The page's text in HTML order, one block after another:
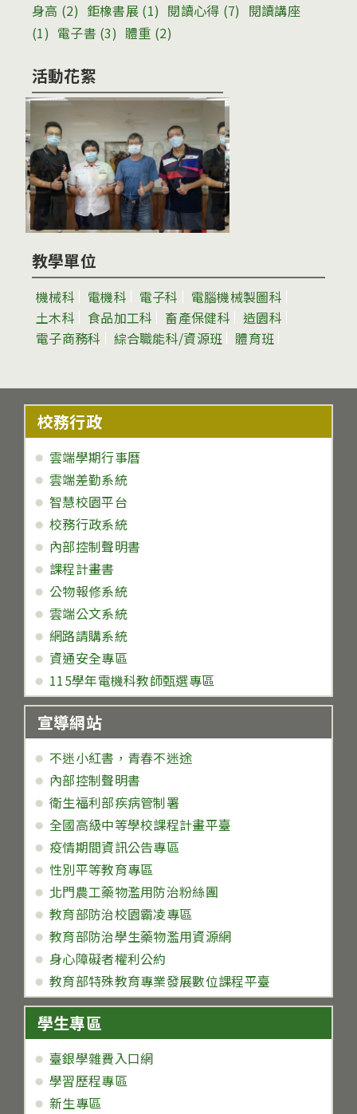
身高 (2) 鉅橡書展 (1) 閱讀心得 (7) 閱讀講座
(1) 電子書 (3) 體重 (2)
活動花絮
教學單位
機械科 電機科 電子科
電腦機械製圖科
土木科
食品加工科 畜產保健科
造園科
電子商務科
綜合職能科/資源班 體育班
校務行政
雲端學期行事曆
雲端差勤系統
智慧校園平台
校務行政系統
內部控制聲明書
課程計畫書
公物報修系統
雲端公文系統
網路請購系統
資通安全專區
115學年電機科教師甄選專區
宣導網站
不迷小紅書，青春不迷途
內部控制聲明書
衛生福利部疾病管制署
全國高級中等學校課程計畫平臺
疫情期間資訊公告專區
性別平等教育專區
北門農工藥物濫用防治粉絲團
教育部防治校園霸凌專區
教育部防治學生藥物濫用資源網
身心障礙者權利公約
教育部特殊教育專業發展數位課程平臺
學生專區
臺銀學雜費入口網
學習歷程專區
新生專區